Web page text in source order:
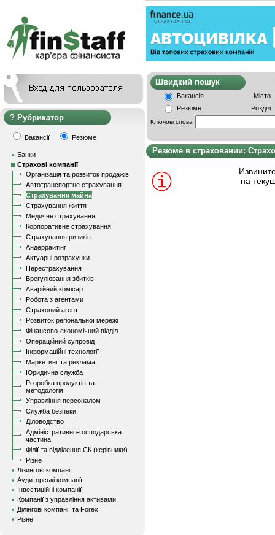
Рубрикатор
Вакансії Резюме
Банки
Страхові компанії
Організація та розвиток продажів
Автотранспортне страхування
Страхування майна
Страхування життя
Медичне страхування
Корпоративне страхування
Страхування ризиків
Андеррайтінг
Актуарні розрахунки
Перестрахування
Врегулювання збитків
Аварійний комісар
Робота з агентами
Страховий агент
Розвиток регіональної мережі
Фінансово-економічний відділ
Операційний супровід
Інформаційні технології
Маркетинг та реклама
Юридична служба
Розробка продуктів та
методологія
Управління персоналом
Служба безпеки
Діловодство
Адміністративно-господарська
частина
Філії та відділення СК (керівники)
Різне
Лізингові компанії
Аудиторські компанії
Інвестиційні компанії
Компанії з управління активами
Ділінгові компанії та Forex
Різне
Швидкий
Вакансія
Місто
Резюме
Розділ
Ключові слова
Резюме в страховании:
на